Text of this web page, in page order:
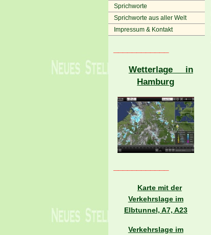
Sprichworte
Sprichworte aus aller Welt
Impressum & Kontakt
Wetterlage in
Hamburg
Karte mit der
Verkehrslage im
Elbtunnel, A7, A23
Verkehrslage im